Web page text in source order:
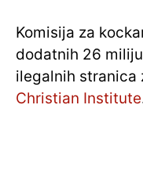
Komisija za
dodatnih 26
ilegalnih stranica
Christian Institute